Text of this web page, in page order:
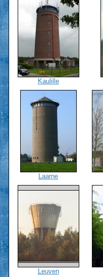
Kaulille
Laarne
Leuven